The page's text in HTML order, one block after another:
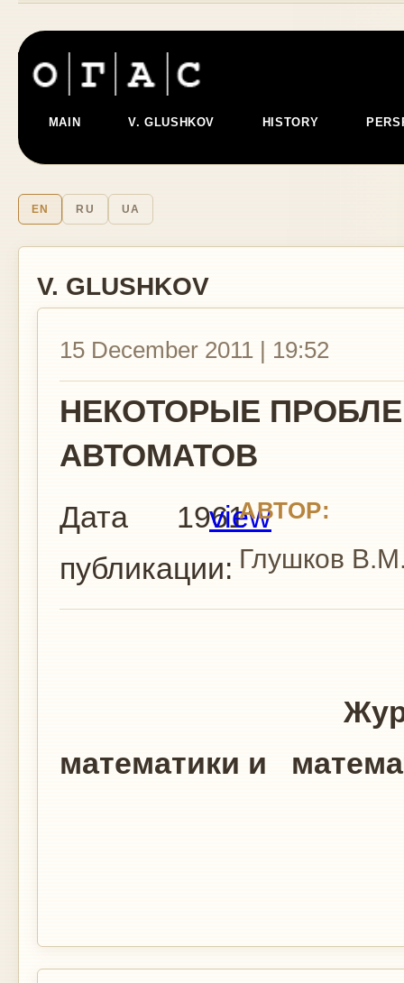
MAIN V. GLUSHKOV HISTORY
EN RU UA
V. GLUSHKOV
15 December 2011 | 19:52
НЕКОТОРЫЕ
АВТОМАТОВ
АВТОР:
Глушков
Дата
публикации:
1961
Журнал
математики и
view